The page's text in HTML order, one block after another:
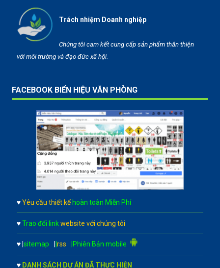
Trách nhiệm Doanh nghiệp
Chúng tôi cam kết cung cấp sản phẩm thân thiện
với môi trường và đạo đức xã hội.
FACEBOOK BIỂN HIỆU VĂN PHÒNG
♥ Yêu cầu thiết kế hoàn toàn Miễn Phí
♥ Trao đổi link website với chúng tôi
♥ |sitemap |rss |Phiên Bản mobile
♥ DANH SÁCH DỰ ÁN ĐÃ THỰC HIỆN